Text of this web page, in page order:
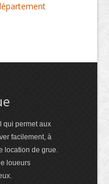
qui permet aux
facilement, à
location de grue.
loueurs